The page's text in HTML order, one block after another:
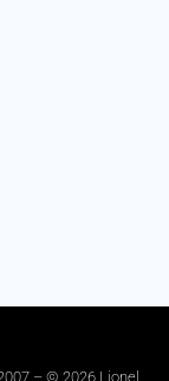
– © 2026 Lionel